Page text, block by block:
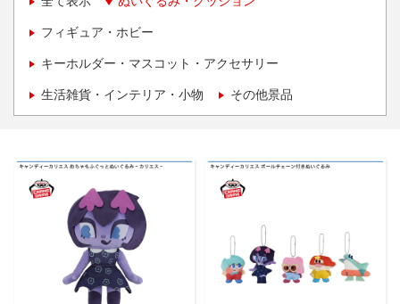
フィギュア・ホビー
キーホルダー・マスコット・アクセサリー
生活雑貨・インテリア・小物 その他景品